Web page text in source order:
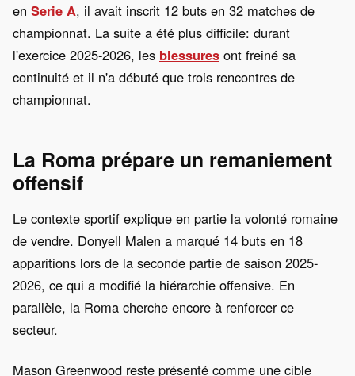
en Serie A, il avait inscrit 12 buts en 32 matches de
championnat. La suite a été plus difficile: durant
l'exercice 2025-2026, les blessures ont freiné sa
continuité et il n'a débuté que trois rencontres de
championnat.
La Roma prépare un remaniement
offensif
Le contexte sportif explique en partie la volonté romaine
de vendre. Donyell Malen a marqué 14 buts en 18
apparitions lors de la seconde partie de saison 2025-
2026, ce qui a modifié la hiérarchie offensive. En
parallèle, la Roma cherche encore à renforcer ce
secteur.
Mason Greenwood reste présenté comme une cible